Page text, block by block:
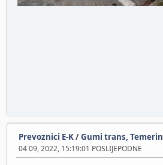
Prevoznici E-K/Gumi trans, Temerin
04 09, 2022, 15:19:01 POSLIJEPODNE